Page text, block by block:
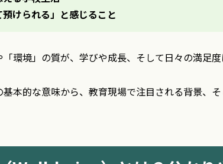
けられる」と感じること
環境」の質が、学びや成長、そして日々の満足度
本的な意味から、教育現場で注目される背景、